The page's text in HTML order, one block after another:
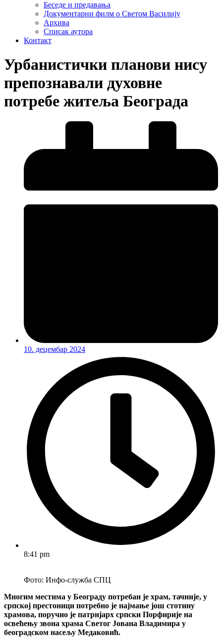
Беседе и предавања
Документарни филм о Светом Василију
Архива
Списак аутора
Контакт
Урбанистички планови нису
препознавали духовне
потребе житеља Београда
10. децембар 2024
8:41 pm
Фото: Инфо-служба СПЦ
Многим местима у Београду потребан је храм, тачније, у
српској престоници потребно је најмање још стотину
храмова, поручио је патријарх српски Порфирије на
освећењу звона храма Светог Јована Владимира у
београдском насељу Медаковић.